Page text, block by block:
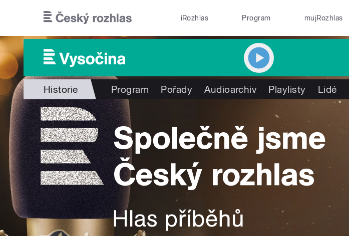
iRozhlas Program mujRozhlas
Historie Program Pořady Audioarchiv Playlisty Lidé